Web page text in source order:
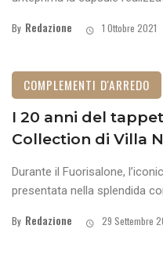
By Redazione 1 Ottobre 2021
COMPLEMENTI D'ARREDO
I 20 anni del
Collection di Villa
Durante il Fuorisalone,
presentata nella splendida
By Redazione 29 Settembre